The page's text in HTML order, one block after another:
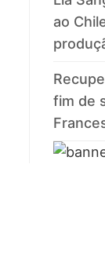
ao
fim de